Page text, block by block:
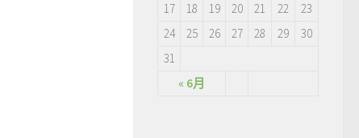
« 6月
17
18 19 20 21 22
23
24
25 26 27 28 29
30
31